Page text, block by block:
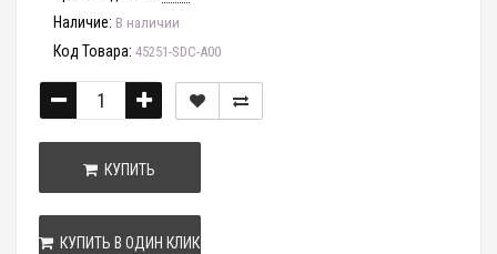
Наличие: В наличии
Код Товара: 45251-SDC-A00
КУПИТЬ
КУПИТЬ В ОДИН КЛИК